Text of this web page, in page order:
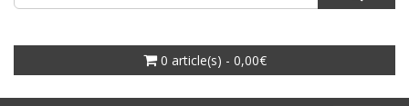
0 article(s) - 0,00€